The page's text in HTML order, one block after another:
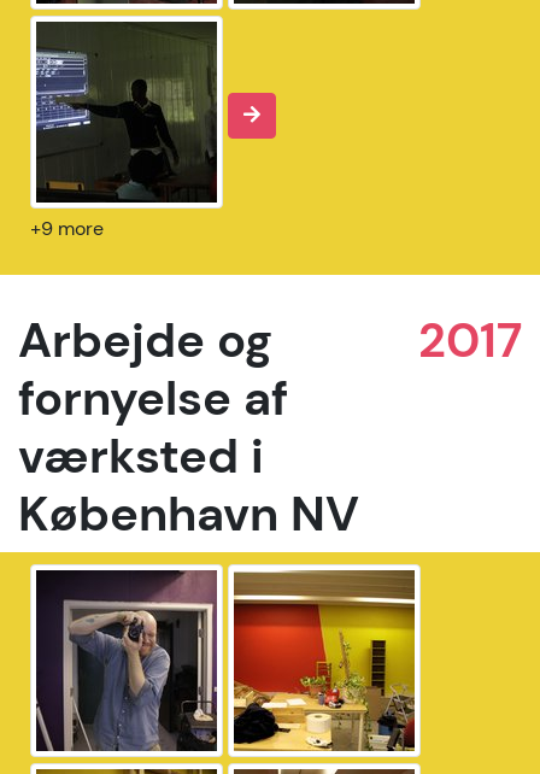
+9 more
2017
Arbejde og
fornyelse af
værksted i
København NV